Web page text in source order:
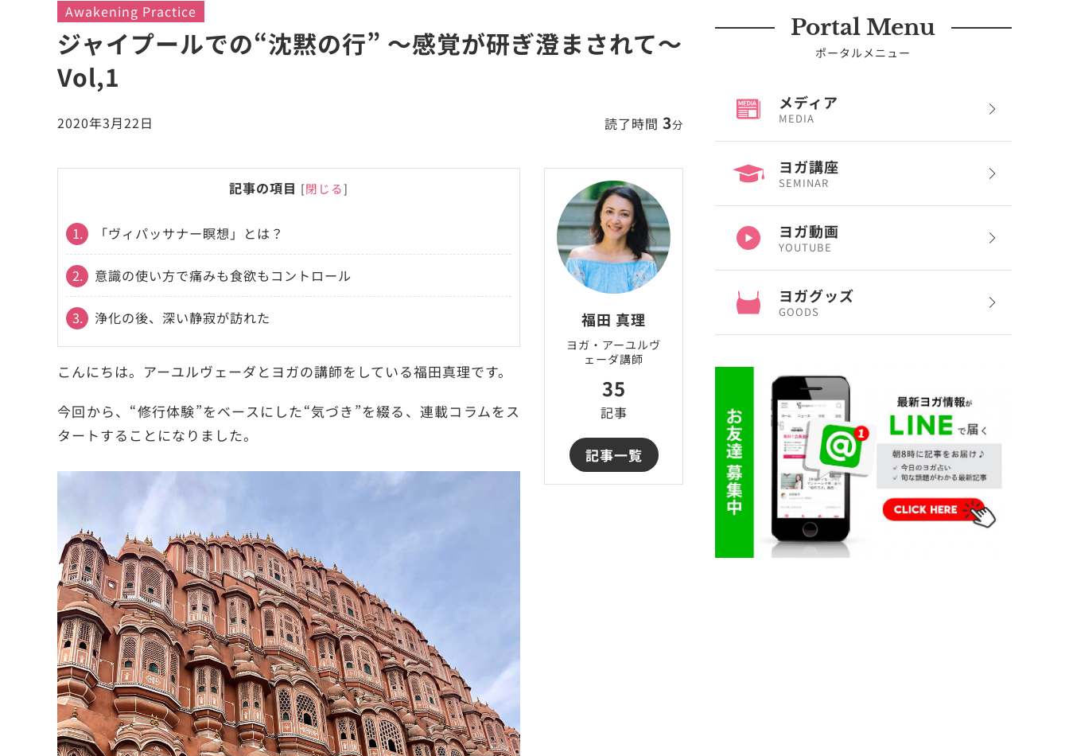
Awakening Practice
ジャイプールでの“沈黙の行” 〜感覚が研ぎ澄まされて〜
Vol,1
2020年3月22日 読了時間 3分
記事の項目 [閉じる]
1. 「ヴィパッサナー瞑想」とは？
2. 意識の使い方で痛みも食欲もコントロール
3. 浄化の後、深い静寂が訪れた
こんにちは。アーユルヴェーダとヨガの講師をしている福田真理です。
今回から、“修行体験”をベースにした“気づき”を綴る、連載コラムをス
タートすることになりました。
福田 真理
ヨガ・アーユルヴ
ェーダ講師
35
記事
記事一覧
Portal Menu
ポータルメニュー
メディア
MEDIA
ヨガ講座
SEMINAR
ヨガ動画
YOUTUBE
ヨガグッズ
GOODS